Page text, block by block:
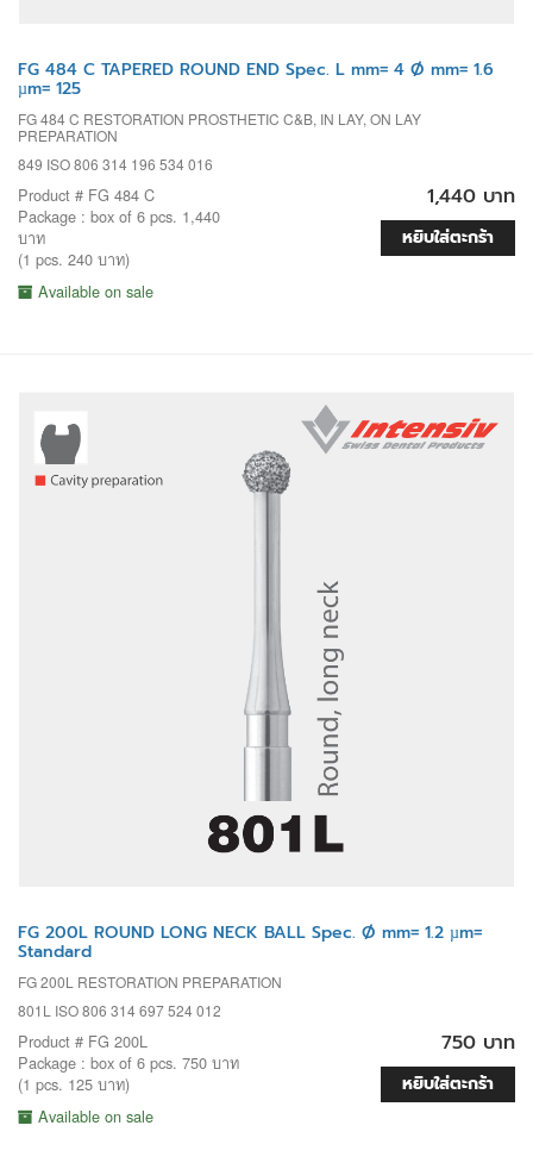
FG 484 C TAPERED ROUND END Spec. L mm= 4 Ø mm= 1.6
µm= 125
FG 484 C RESTORATION PROSTHETIC C&B, IN LAY, ON LAY
PREPARATION
849 ISO 806 314 196 534 016
Product # FG 484 C
Package : box of 6 pcs. 1,440
บาท
(1 pcs. 240 บาท)
Available on sale
1,440 บาท
หยิบใส่ตะกร้า
FG 200L ROUND LONG NECK BALL Spec. Ø mm= 1.2 µm=
Standard
FG 200L RESTORATION PREPARATION
801L ISO 806 314 697 524 012
Product # FG 200L
Package : box of 6 pcs. 750 บาท
(1 pcs. 125 บาท)
Available on sale
750 บาท
หยิบใส่ตะกร้า